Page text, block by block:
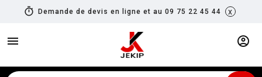
timer Demande de devis en ligne et au 09 75 22 45 44 x
menu account_circle